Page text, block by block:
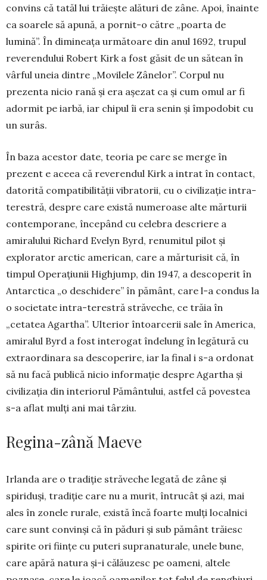
convins că tatăl lui trăiește alături de zâne. Apoi, înainte
ca soarele să apună, a pornit-o către „poarta de
lumină”. În dimineața ur­mă­toare din anul 1692, trupul
reveren­dului Robert Kirk a fost găsit de un sătean în
vârful uneia dintre „Movilele Zânelor”. Corpul nu
prezenta nicio rană și era așezat ca și cum omul ar fi
adormit pe iarbă, iar chipul îi era senin și împodobit cu
un surâs.
În baza acestor date, teoria pe care se merge în
prezent e aceea că reverendul Kirk a intrat în contact,
datorită compatibilității vibratorii, cu o civilizație intra-
terestră, despre care există numeroase alte măr­turii
contemporane, începând cu celebra descriere a
amiralului Ri­chard Evelyn Byrd, renumitul pilot și
explorator arctic american, care a mărturisit că, în
timpul Opera­țiunii Highjump, din 1947, a des­co­perit în
Antarctica „o deschi­dere” în pă­mânt, care l-a condus la
o societate intra-terestră stră­ve­che, ce trăia în
„cetatea Agartha”. Ul­te­rior în­toar­cerii sale în Ame­rica,
amiralul Byrd a fost inte­ro­gat în­delung în legă­tură cu
ex­traor­di­nara sa desco­pe­rire, iar la final i s-a ordonat
să nu facă pu­blică nicio in­formație des­­pre Agartha și
civili­zația din inte­rio­rul Pămân­tului, astfel că po­ves­tea
s-a aflat mulți ani mai târziu.
Regina-zână Maeve
Irlanda are o tradiție străveche legată de zâne și
spiriduși, tradiție care nu a murit, întrucât și azi, mai
ales în zonele rurale, există încă foarte mulți localnici
care sunt convinși că în păduri și sub pă­mânt trăiesc
spirite ori ființe cu puteri su­prana­turale, unele bune,
care apă­ră natura și-i călăuzesc pe oa­meni, al­tele